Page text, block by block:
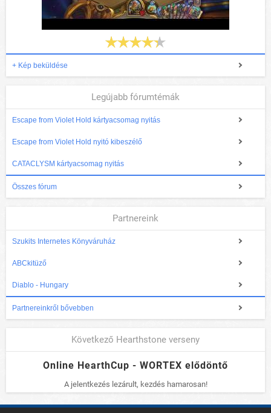
+ Kép beküldése
Legújabb fórumtémák
Escape from Violet Hold kártyacsomag nyitás
Escape from Violet Hold nyitó kibeszélő
CATACLYSM kártyacsomag nyitás
Összes fórum
Partnereink
Szukits Internetes Könyváruház
ABCkitüző
Diablo - Hungary
Partnereinkről bővebben
Következő Hearthstone verseny
Online HearthCup - WORTEX elődöntő
A jelentkezés lezárult, kezdés hamarosan!